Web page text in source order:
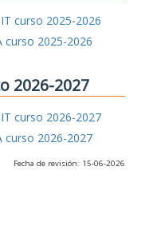
curso 2025-2026
curso 2025-2026
2026-2027
curso 2026-2027
curso 2026-2027
Fecha de revisión: 15-06-2026